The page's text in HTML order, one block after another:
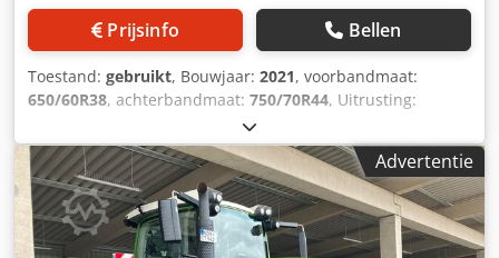
Prijsinfo Bellen
Toestand: gebruikt, Bouwjaar: 2021, voorbandmaat:
650/60R38, achterbandmaat: 750/70R44, Uitrusting:
, Koelbox, kapcamera, Vario-terminal 10,4",
Varioguide RTK Novatel, Contour / Assistant Agronomie
Basispakket, Telemetrie Basispakket, Smart Connect,
Wielgewichten / 2x600 kg, Infotainmentpakket / Dcodpfx
Acjr Hnt Rjyjk
Advertentie